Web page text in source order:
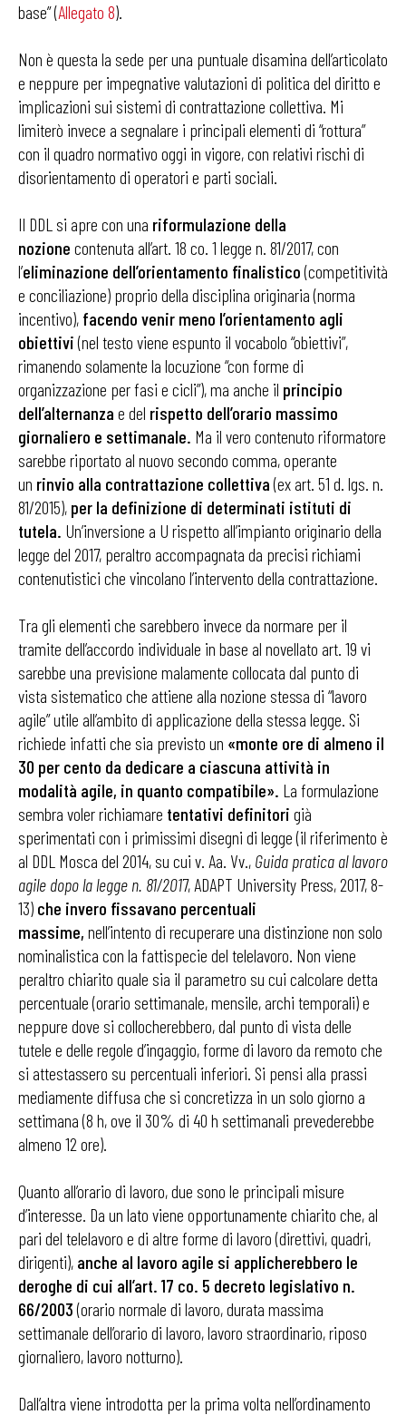
base” (Allegato 8).
Non è questa la sede per una puntuale disamina dell’articolato
e neppure per impegnative valutazioni di politica del diritto e
implicazioni sui sistemi di contrattazione collettiva. Mi
limiterò invece a segnalare i principali elementi di “rottura”
con il quadro normativo oggi in vigore, con relativi rischi di
disorientamento di operatori e parti sociali.
Il DDL si apre con una riformulazione della
nozione contenuta all’art. 18 co. 1 legge n. 81/2017, con
l’eliminazione dell’orientamento finalistico(competitività
e conciliazione) proprio della disciplina originaria (norma
incentivo), facendo venir meno l’orientamento agli
obiettivi(nel testo viene espunto il vocabolo “obiettivi”,
rimanendo solamente la locuzione “con forme di
organizzazione per fasi e cicli”), ma anche il principio
dell’alternanza e del rispetto dell’orario massimo
giornaliero e settimanale. Ma il vero contenuto riformatore
sarebbe riportato al nuovo secondo comma, operante
un rinvio alla contrattazione collettiva(ex art. 51 d. lgs. n.
81/2015), per la definizione di determinati istituti di
tutela. Un’inversione a U rispetto all’impianto originario della
legge del 2017, peraltro accompagnata da precisi richiami
contenutistici che vincolano l’intervento della contrattazione.
Tra gli elementi che sarebbero invece da normare per il
tramite dell’accordo individuale in base al novellato art. 19 vi
sarebbe una previsione malamente collocata dal punto di
vista sistematico che attiene alla nozione stessa di “lavoro
agile” utile all’ambito di applicazione della stessa legge. Si
richiede infatti che sia previsto un «monte ore di almeno il
30 per cento da dedicare a ciascuna attività in
modalità agile, in quanto compatibile». La formulazione
sembra voler richiamare tentativi definitori già
sperimentati con i primissimi disegni di legge (il riferimento è
al DDL Mosca del 2014, su cui v. Aa. Vv., Guida pratica al lavoro
agile dopo la legge n. 81/2017, ADAPT University Press, 2017, 8-
13) che invero fissavano percentuali
massime, nell’intento di recuperare una distinzione non solo
nominalistica con la fattispecie del telelavoro. Non viene
peraltro chiarito quale sia il parametro su cui calcolare detta
percentuale (orario settimanale, mensile, archi temporali) e
neppure dove si collocherebbero, dal punto di vista delle
tutele e delle regole d’ingaggio, forme di lavoro da remoto che
si attestassero su percentuali inferiori. Si pensi alla prassi
mediamente diffusa che si concretizza in un solo giorno a
settimana (8 h, ove il 30% di 40 h settimanali prevederebbe
almeno 12 ore).
Quanto all’orario di lavoro, due sono le principali misure
d’interesse. Da un lato viene opportunamente chiarito che, al
pari del telelavoro e di altre forme di lavoro (direttivi, quadri,
dirigenti), anche al lavoro agile si applicherebbero le
deroghe di cui all’art. 17 co. 5 decreto legislativo n.
66/2003(orario normale di lavoro, durata massima
settimanale dell’orario di lavoro, lavoro straordinario, riposo
giornaliero, lavoro notturno).
Dall’altra viene introdotta per la prima volta nell’ordinamento